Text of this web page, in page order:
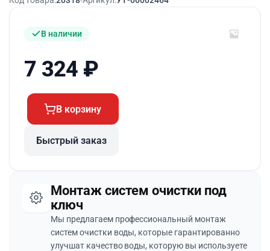
В наличии
7 324 ₽
В корзину
Быстрый заказ
Монтаж систем очистки под
ключ
Мы предлагаем профессиональный монтаж
систем очистки воды, которые гарантированно
улучшат качество воды, которую вы используете